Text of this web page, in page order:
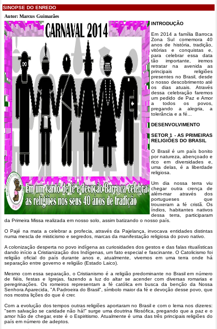
SINOPSE DO ENREDO
Autor: Marcus Guimarães
INTRODUÇÃO
Em 2014 a família Barroca
Zona Sul comemora 40
anos de história, tradição,
vitórias e conquistas e,
para celebrar essa data
tão importante, iremos
retratar na avenida as
principais religiões
presentes no Brasil, desde
o nosso descobrimento até
os dias atuais. Através
dessa celebração faremos
um pedido de Paz e Amor
a todos os povos,
pregando a alegria, a
tolerância e a fé...
DESENVOLVIMENTO
SETOR 1 - AS PRIMEIRAS
RELIGIÕES DO BRASIL
O Brasil é um país bonito
por natureza, abençoado e
rico em diversidades e,
uma delas, é a liberdade
religiosa.
Um dia nossa terra viu
chegar outra crença de
além-mar através dos
portugueses que
trouxeram a fé cristã. Os
índios, habitantes nativos
dessa terra, participaram
da Primeira Missa realizada em nosso solo, assim batizando o nosso país.
O Pajé na mata a celebrar a profecia, através da Pajelança, invocava entidades distintas
numa mescla de misticismo e segredos, marcas da manifestação religiosa do povo nativo.
A colonização desperta no povo indígena as curiosidades dos gestos e das falas ritualísticas
dando início a Cristianização dos Indígenas, um fato especial e fascinante. O Catolicismo foi
religião oficial do país durante anos e, atualmente, vivemos em uma terra onde há
separação entre governo e religião (Estado Laico).
Mesmo com essa separação, o Cristianismo é a religião predominante no Brasil em número
de fiéis, festas e Igrejas, fazendo a luz do altar se acender com diversas romarias e
peregrinações. Os romeiros representam a fé católica em busca da benção da Nossa
Senhora Aparecida, "A Padroeira do Brasil", símbolo maior da fé e devoção desse povo, que
nos mostra lições do que é crer.
Com a evolução dos tempos outras religiões aportaram no Brasil e com o lema nos dizeres:
"sem salvação se caridade não há!" surge uma doutrina filosófica, pregando que a paz e o
amor hão de chegar, este é o Espiritismo. Atualmente é uma das três principais religiões do
país em número de adeptos.